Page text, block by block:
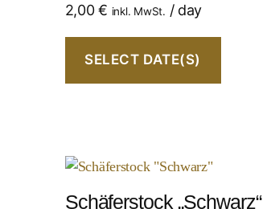
2,00€ inkl. MwSt. / day
SELECT DATE(S)
Schäferstock „Schwarz“